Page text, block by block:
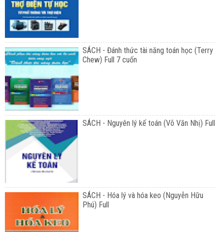
SÁCH - Đánh thức tài năng toán học (Terry
Chew) Full 7 cuốn
SÁCH - Nguyên lý kế toán (Võ Văn Nhị) Full
SÁCH - Hóa lý và hóa keo (Nguyễn Hữu
Phú) Full